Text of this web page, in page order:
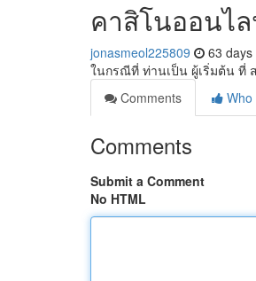
คาสิโนออนไ
jonasmeol225809 63 days
ในกรณีที่ ท่านเป็น ผู้เริ่มต้น ที่
Comments
Who
Comments
Submit a Comment
No HTML